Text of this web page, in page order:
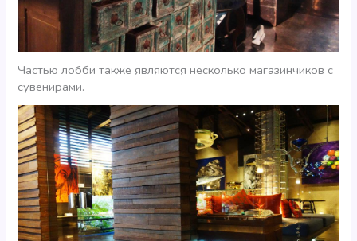
Частью лобби также являются несколько магазинчиков с
сувенирами.